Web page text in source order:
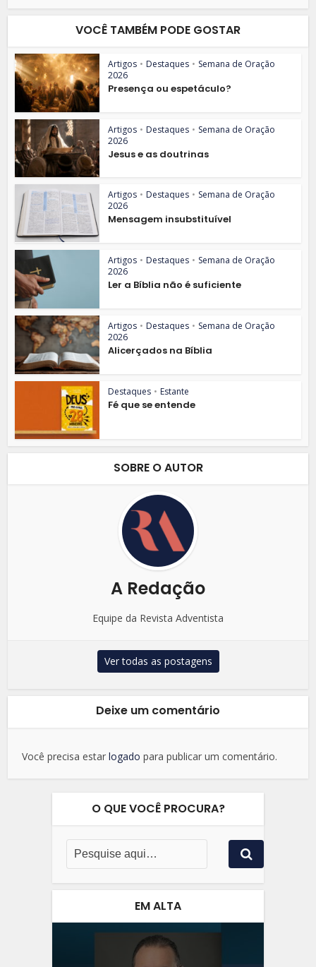
VOCÊ TAMBÉM PODE GOSTAR
Artigos • Destaques • Semana de Oração
2026
Presença ou espetáculo?
Artigos • Destaques • Semana de Oração
2026
Jesus e as doutrinas
Artigos • Destaques • Semana de Oração
2026
Mensagem insubstituível
Artigos • Destaques • Semana de Oração
2026
Ler a Bíblia não é suficiente
Artigos • Destaques • Semana de Oração
2026
Alicerçados na Bíblia
Destaques • Estante
Fé que se entende
SOBRE O AUTOR
A Redação
Equipe da Revista Adventista
Ver todas as postagens
Deixe um comentário
Você precisa estarlogado para publicar um comentário.
O QUE VOCÊ PROCURA?
EM ALTA